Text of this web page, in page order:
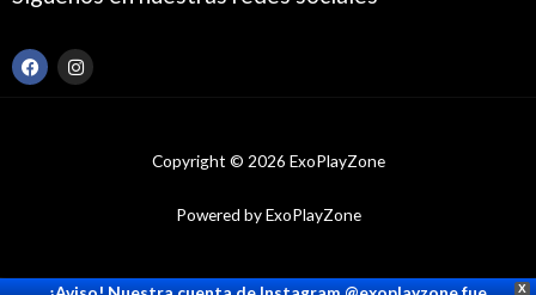
F
a
I
n
Copyright © 2026 ExoPlayZone
Powered by ExoPlayZone
X